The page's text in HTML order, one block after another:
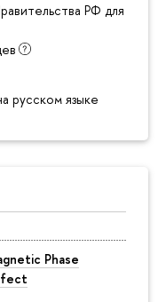
РФ для
русском языке
Phase